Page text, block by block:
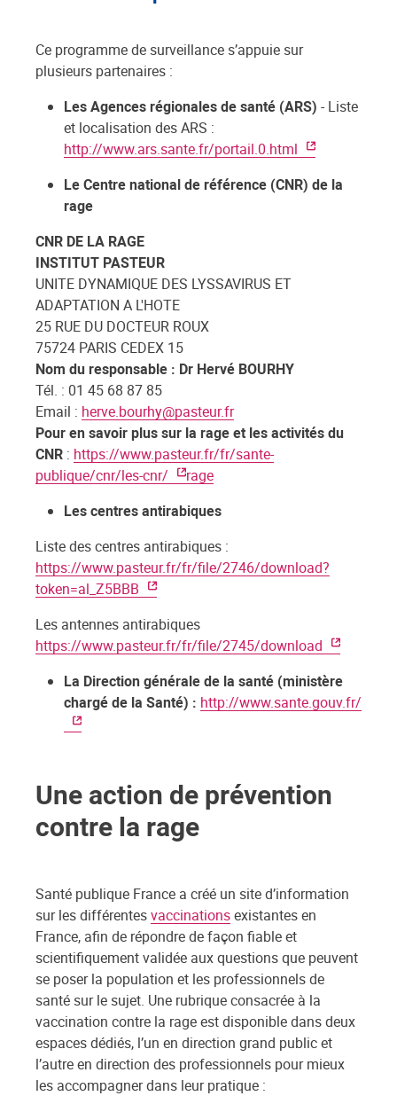
Ce programme de surveillance s’appuie sur
plusieurs partenaires :
Les Agences régionales de santé (ARS) - Liste
et localisation des ARS :
http://www.ars.sante.fr/portail.0.html
Le Centre national de référence (CNR) de la
rage
CNR DE LA RAGE
INSTITUT PASTEUR
UNITE DYNAMIQUE DES LYSSAVIRUS ET
ADAPTATION A L'HOTE
25 RUE DU DOCTEUR ROUX
75724 PARIS CEDEX 15
Nom du responsable : Dr Hervé BOURHY
Tél. : 01 45 68 87 85
Email : herve.bourhy@pasteur.fr
Pour en savoir plus sur la rage et les activités du
CNR : https://www.pasteur.fr/fr/sante-
publique/cnr/les-cnr/
rage
Les centres antirabiques
Liste des centres antirabiques :
https://www.pasteur.fr/fr/file/2746/download?
token=al_Z5BBB
Les antennes antirabiques
https://www.pasteur.fr/fr/file/2745/download
La Direction générale de la santé (ministère
chargé de la Santé) : http://www.sante.gouv.fr/
Une action de prévention
contre la rage
Santé publique France a créé un site d’information
sur les différentesvaccinationsexistantes en
France, afin de répondre de façon fiable et
scientifiquement validée aux questions que peuvent
se poser la population et les professionnels de
santé sur le sujet. Une rubrique consacrée à la
vaccination contre la rage est disponible dans deux
espaces dédiés, l’un en direction grand public et
l’autre en direction des professionnels pour mieux
les accompagner dans leur pratique :